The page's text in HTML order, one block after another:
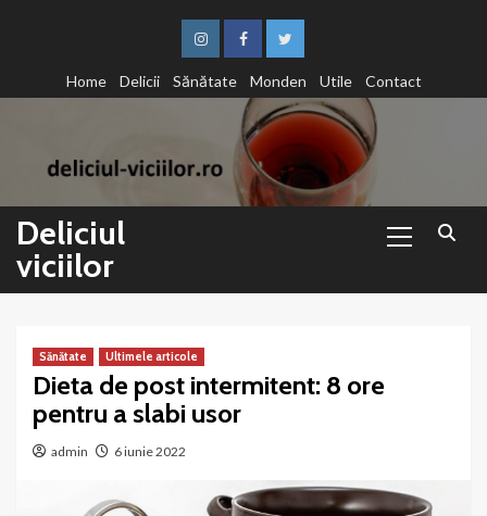
InstagramFacebookTwitter
Home
Delicii Sănătate Monden Utile Contact
Deliciul
viciilor
Menu
Sănătate Ultimele articole
Dieta de post intermitent: 8 ore
pentru a slabi usor
admin 6 iunie 2022